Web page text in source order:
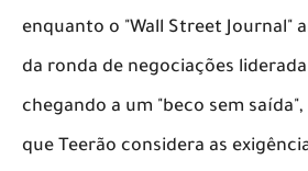
enquanto o "Wall Street Journal"
da ronda de negociações
chegando a um "beco sem
que Teerão considera as